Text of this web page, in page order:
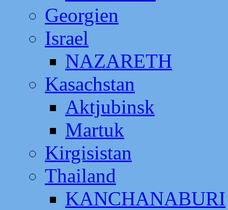
Georgien
Israel
NAZARETH
Kasachstan
Aktjubinsk
Martuk
Kirgisistan
Thailand
KANCHANABURI